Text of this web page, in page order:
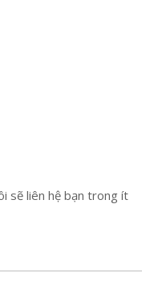
sẽ liên hệ bạn trong ít